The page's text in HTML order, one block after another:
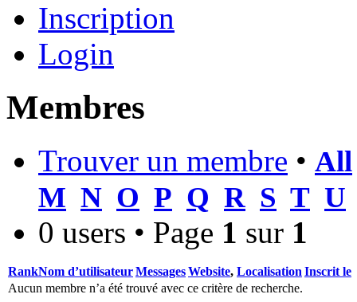
Inscription
Login
Membres
Trouver un membre • All
M N O P Q R S T U
0 users • Page 1 sur 1
RankNom d’utilisateurMessagesWebsite, Localisation Inscrit le
Aucun membre n’a été trouvé avec ce critère de recherche.